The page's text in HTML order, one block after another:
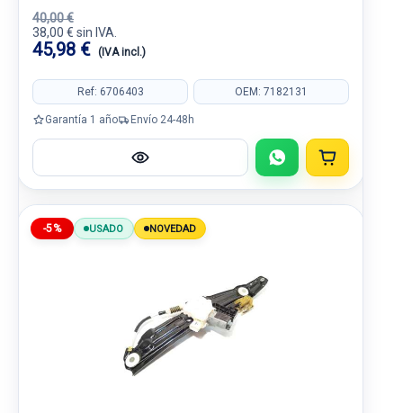
40,00 €
38,00 € sin IVA.
45,98 € (IVA incl.)
Ref: 6706403 OEM: 7182131
Garantía 1 año Envío 24-48h
-5% USADO NOVEDAD